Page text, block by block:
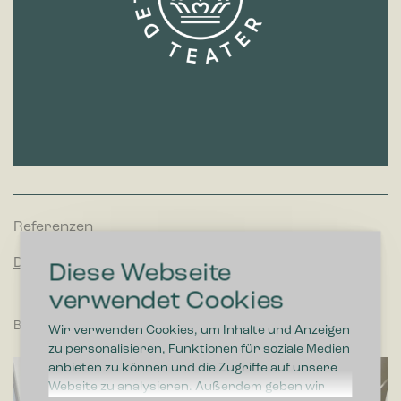
Diese Webseite
verwendet Cookies
Wir verwenden Cookies, um Inhalte und Anzeigen
zu personalisieren, Funktionen für soziale Medien
anbieten zu können und die Zugriffe auf unsere
Website zu analysieren. Außerdem geben wir
Referenzen
Das Königliche Theater
Büro